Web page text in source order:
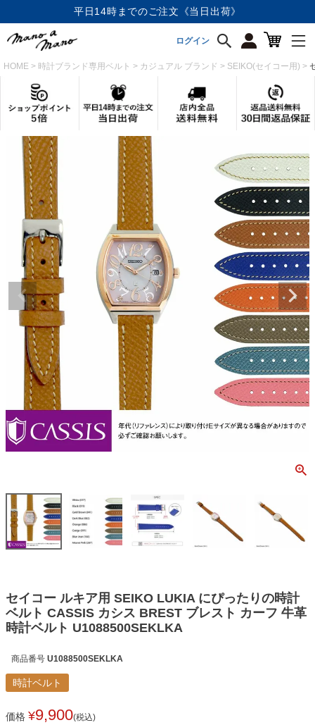
店内全品《送料無料》
ログイン
HOME 時計ブランド専用ベルト カジュアル ブランド SEIKO(セイコー用)
セイコー ルキア用 SEIKO LUKIA にぴったりの時計
ベルト CASSIS カシス BREST ブレスト カーフ 牛革
時計ベルト U1088500SEKLKA
商品番号 U1088500SEKLKA
時計ベルト
価格 ¥9,900(税込)